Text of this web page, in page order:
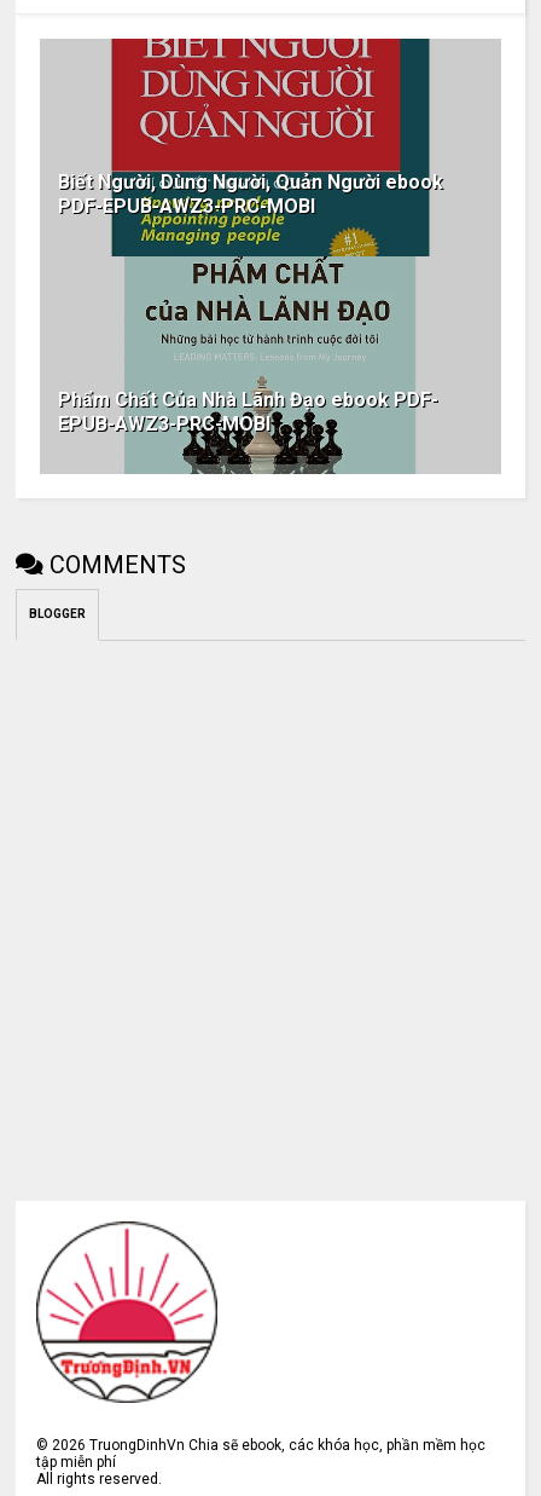
Biết Người, Dùng Người, Quản Người ebook
PDF-EPUB-AWZ3-PRC-MOBI
Phẩm Chất Của Nhà Lãnh Đạo ebook PDF-
EPUB-AWZ3-PRC-MOBI
COMMENTS
BLOGGER
©2026 TruongDinhVn Chia sẽ ebook, các khóa học, phần mềm học
tập miễn phí
All rights reserved.